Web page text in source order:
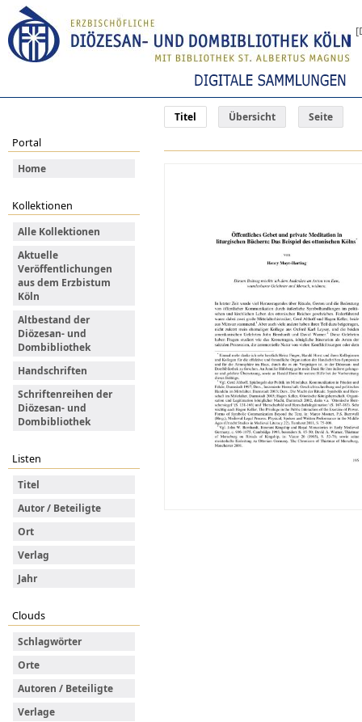
Titel Übersicht Seite
Portal
Home
Kollektionen
Alle Kollektionen
Aktuelle
Veröffentlichungen
aus dem Erzbistum
Köln
Altbestand der
Diözesan- und
Dombibliothek
Handschriften
Schriftenreihen der
Diözesan- und
Dombibliothek
Listen
Titel
Autor / Beteiligte
Ort
Verlag
Jahr
Clouds
Schlagwörter
Orte
Autoren / Beteiligte
Verlage